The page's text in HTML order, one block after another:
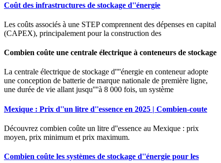
Coût des infrastructures de stockage d''énergie
Les coûts associés à une STEP comprennent des dépenses en capital
(CAPEX), principalement pour la construction des
Combien coûte une centrale électrique à conteneurs de stockage
La centrale électrique de stockage d''''énergie en conteneur adopte
une conception de batterie de marque nationale de première ligne,
une durée de vie allant jusqu''''à 8 000 fois, un système
Mexique : Prix d''un litre d''essence en 2025 | Combien-coute
Découvrez combien coûte un litre d''essence au Mexique : prix
moyen, prix minimum et prix maximum.
Combien coûte les systèmes de stockage d''énergie pour les